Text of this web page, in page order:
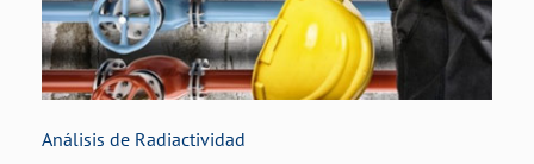
Análisis de Radiactividad